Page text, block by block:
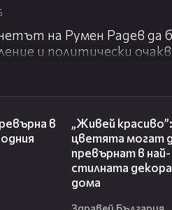
на Румен Радев да
и политически
в
„Живей
цветята могат
превърнат в най-
стилната
дома